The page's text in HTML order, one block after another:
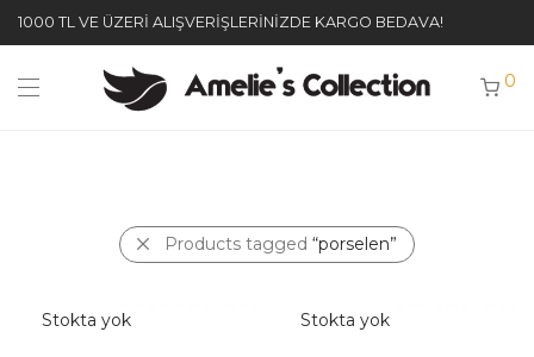
1000 TL VE ÜZERİ ALIŞVERİŞLERİNİZDE KARGO BEDAVA!
0
Products tagged “porselen”